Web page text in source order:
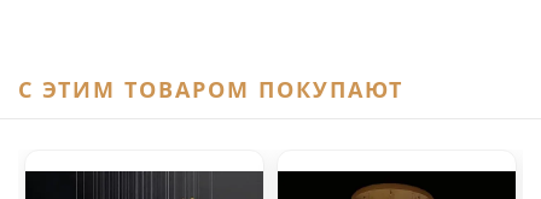
C ЭТИМ ТОВАРОМ ПОКУПАЮТ